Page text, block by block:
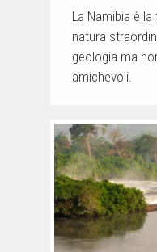
La Namibia è
natura
geologia ma
amichevoli.